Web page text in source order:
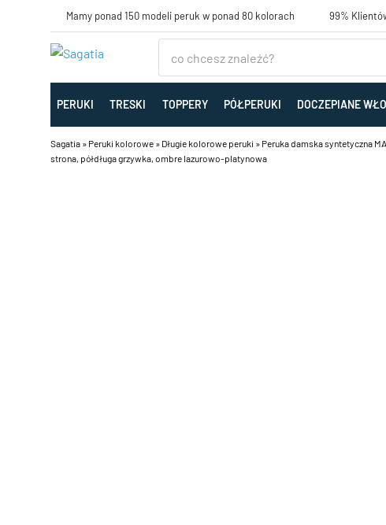
Mamy ponad 150 modeli peruk w ponad 80 kolorach 99%
PERUKI TRESKI TOPPERY PÓŁPERUKI DOCZEPIANE
Sagatia » Peruki kolorowe » Długie kolorowe peruki » Peruka damska syntetyczna
strona, półdługa grzywka, ombre lazurowo-platynowa